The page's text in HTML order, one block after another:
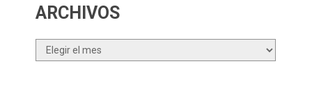
ARCHIVOS
Archivos